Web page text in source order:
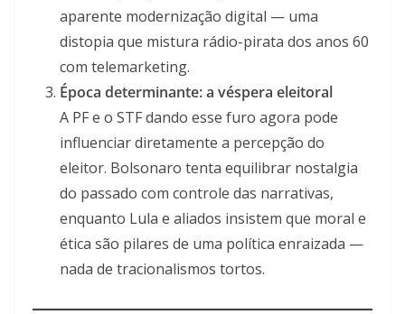
aparente modernização digital — uma
distopia que mistura rádio-pirata dos anos 60
com telemarketing.
Época determinante: a véspera eleitoral
A PF e o STF dando esse furo agora pode
influenciar diretamente a percepção do
eleitor. Bolsonaro tenta equilibrar nostalgia
do passado com controle das narrativas,
enquanto Lula e aliados insistem que moral e
ética são pilares de uma política enraizada —
nada de tracionalismos tortos.